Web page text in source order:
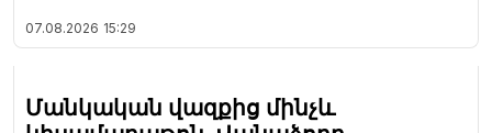
07.08.2026 15:29
Մանկական վազքից մինչև